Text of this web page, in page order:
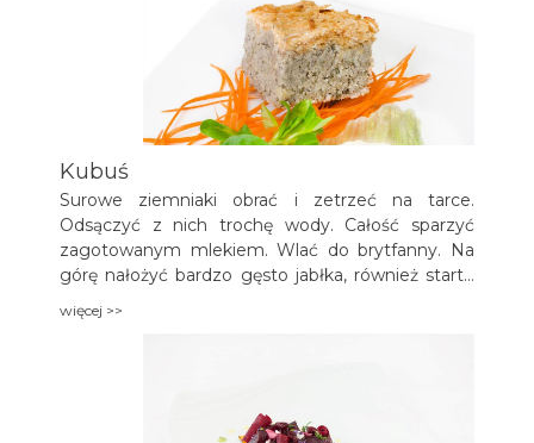
Kubuś
Surowe ziemniaki obrać i zetrzeć na tarce.
Odsączyć z nich trochę wody. Całość sparzyć
zagotowanym mlekiem. Wlać do brytfanny. Na
górę nałożyć bardzo gęsto jabłka, również starte
można zapiekać bez nich). Na wierzch wlać pół
więcej >>